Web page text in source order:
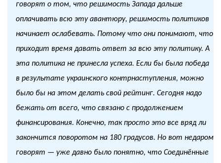
говорят о том, что решимость Запада дальше
оплачивать всю эту авантюру, решимость политиков
начинает ослабевать. Потому что они понимают, что
приходит время давать ответ за всю эту политику. А
эта политика не принесла успеха. Если бы была победа
в результате украинского контрнаступления, можно
было бы на этом делать свой рейтинг. Сегодня надо
бежать от всего, что связано с продолжением
финансирования. Конечно, так просто это все вряд ли
закончится поворотом на 180 градусов. Но вот недаром
говорят — уже давно было понятно, что Соединённые